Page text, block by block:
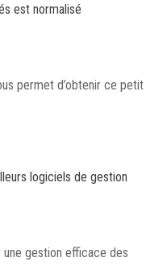
est normalisé
permet d’obtenir ce petit
logiciels de gestion
gestion efficace des